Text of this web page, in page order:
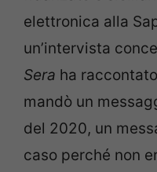
elettronica alla
un’intervista
Sera ha
mandò un
del 2020, un
caso perché non